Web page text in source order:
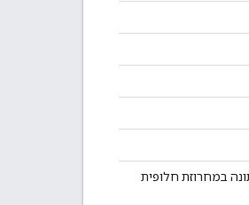
במחרוזת חלופית